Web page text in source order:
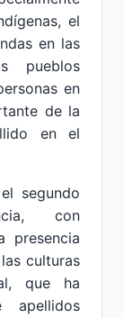
el
en las
pueblos
en
de la
en el
segundo
con
presencia
culturas
que ha
apellidos